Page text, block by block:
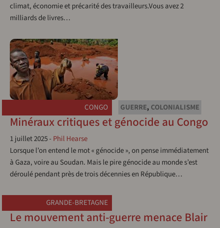
climat, économie et précarité des travailleurs.Vous avez 2
milliards de livres…
CONGO GUERRE, COLONIALISME
Minéraux critiques et génocide au Congo
1 juillet 2025- Phil Hearse
Lorsque l’on entend le mot « génocide », on pense immédiatement
à Gaza, voire au Soudan. Mais le pire génocide au monde s’est
déroulé pendant près de trois décennies en République…
GRANDE-BRETAGNE
Le mouvement anti-guerre menace Blair